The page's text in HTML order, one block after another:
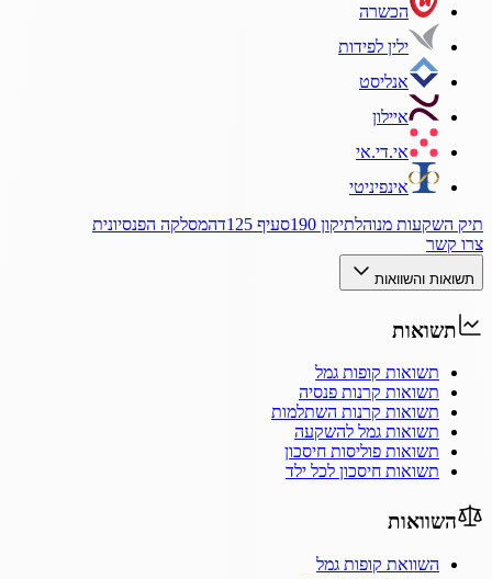
הכשרה
ילין לפידות
אנליסט
איילון
אי.די.אי
אינפיניטי
תיק השקעות מנוהלתיקון 190 סעיף 125ד
המסלקה הפנסיונית
צרו קשר
תשואות והשוואות
תשואות
תשואות קופות גמל
תשואות קרנות פנסיה
תשואות קרנות השתלמות
תשואות גמל להשקעה
תשואות פוליסות חיסכון
תשואות חיסכון לכל ילד
השוואות
השוואת קופות גמל